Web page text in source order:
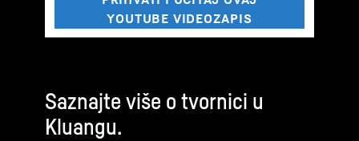
Saznajte više o tvornici u
Kluangu.